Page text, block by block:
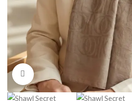
Click to enlarge